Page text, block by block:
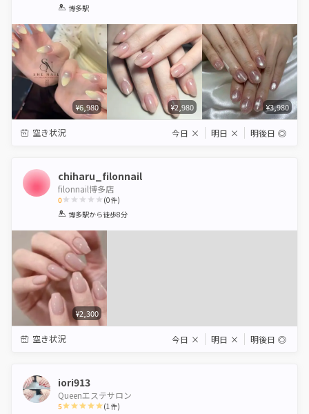
1 2 3 4
博多駅
¥6,980 ¥2,980 ¥3,980
空き状況 今日 × 明日 × 明後日 ◎
chiharu_filonnail
filonnail博多店
0
1 2 3 4 5
(0件)
博多駅から徒歩8分
¥2,300
空き状況 今日 × 明日 × 明後日 ◎
iori913
Queenエステサロン
5 (1件)